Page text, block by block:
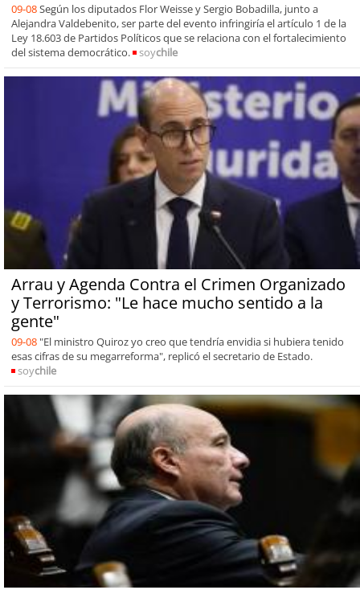
09-08Según los diputados Flor Weisse y Sergio Bobadilla, junto a
Alejandra Valdebenito, ser parte del evento infringiría el artículo 1 de la
Ley 18.603 de Partidos Políticos que se relaciona con el fortalecimiento
del sistema democrático.
soychile
Arrau y Agenda Contra el Crimen Organizado
y Terrorismo: "Le hace mucho sentido a la
gente"
09-08 "El ministro Quiroz yo creo que tendría envidia si hubiera tenido
esas cifras de su megarreforma", replicó el secretario de Estado.
soychile